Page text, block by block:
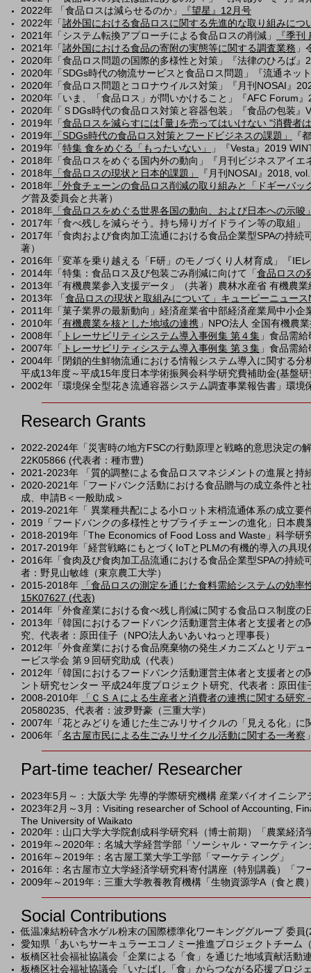
2022年 「食品ロスは減らせるのか」
『望星』12月号
2022年「 諸外国における⾷品ロスに関する先進的な取り組みにつ
2021年 「 システム転換アプローチによる食品ロスの削減」
『季
2021年「 諸外国における⾷品の寄附の実態等に関する調査業務 」
2020年 「食品ロス問題の国際的多様性と対策」
『法律のひろば
2020年 「SDGs時代の物流サービスと食品ロス問題」
『流通ネッ
2020年 「食品ロス問題とコロナウイルス対策」
『月刊NOSAI』
2020年「いま、「食品ロス」が問いかけること」『AFC Forum
2020年「ＳDGs時代の食品ロス対策と容器包装」『食品の包装』
2019年「 食品ロスを減らすには｢量｣を売ってはいけない "消費者
2019年 「SDGs時代の食品ロス対策とフードビジネスの課題」
『
2019年「 特集 食をめぐる「もったいない」
」『Vesta』2019
2018年「食品ロスをめぐる国内外の動向」
『月刊ビジネスアイ
2018年 「食品ロスの現状と日本的課題」
『月刊NOSAI』2018,
2018年 「 外食チェーンの食品ロス削減の取り組みと
「ドギーバ
グ普及委員会と共著）
2018年 「 食品ロスをめぐる世界各国の動向、および日本への示唆
2017年「食べ残しを減らそう。持ち帰りガイドライン等の取組
2017年「食肉および食肉加工流通における食品企業型SPAの持
著）
2016年「変革を乗り越える「F研」のモノづくり人材育成」『IE
2014年「特集：食品ロス及び包装ごみ削減に向けて「 食品ロスの
2013年「有機農業参入支援データ」（共著）農林水産省 有機農
2013年 「 食品ロスの現状と取組みについて 」キューピーニュー
2011年「菓子業界の最新動向」経済産業省中部経済産業局中小企
2010年「 有機農業を核とした地域の連携 」NPO法人 全国有機農
2008年「
トレーサビリティシステム導入事例集 第４集 」食品需
2007年「
トレーサビリティシステム導入事例集 第３集 」食品需
2004年「閉鎖的生鮮物流通における情報システム導入に関する
平成13年度～平成15年度日本学術振興会科学研究費補助金(基盤
2002年「環境保全型花き流通容器システム調査事業報告書」環
Research Grants
2022-2024年「災害時の地方FSCの行動原理と戦略的意思決定の
22K05866 (代表者：種市豊)
2021-2023年 「質的調整による食品ロスマネジメントの進展と
2020-2021年「フードバンク活動における食品贈与の成立条件と
成、申請B＜一般助成＞
2019-2021年「 異業種共配による小ロット末梢流通体系の成立
​2019「フードバンクの多様性とサプライチェーンの進化」日本農
2018-2019年「The Economics of Food Loss and Waste」科学
2017-2019年「経営戦略にもとづくIoTとPLMの有機的導入の具
2016年「食肉及び食肉加工品流通における食品企業型SPAの持
者：野見山敏雄（東京農工大学）
2015-2018年
「食品ロスの測定を通じた食料需給システムの効
15K07627 (代表)
2014年「外食産業における食べ残し削減に関する食品ロス制度
2013年「韓国におけるフードバンク活動運営主体者と支援者と
究、代表者：原田佳子（NPO法人あいあいねっと理事長）
2012年「外食産業における食品廃棄物の発生メカニズムとリデ
ービス学会 第９回研究助成（代表）
2012年「韓国におけるフードバンク活動運営主体者と支援者と
ント研究センター 平成24年度プロジェクト研究、代表者：原田
2008-2010年
「ＣＳＡによる生産者と消費者の連携に関する研
20580235、代表者：波夛野豪（三重大学）
2007年「花とみどりを通じた生ごみリサイクルの「見える化」
2006年「 名古屋市民による生ごみリサイクル活動に関する一考察
Part-time teacher/ Researcher
2023年5月～：大阪大学 先導的学際研究機構 産業バイオイニシ
2023年2 月～3月：Visiting researcher of School of Accounting,
The University of Waikato
2020年：山口大学大学院創成科学研究科（博士前期）「農業経済
2019年～2020年：名城大学経営学部「ソーシャル・マーケティン
2016年～2019年：名古屋工業大学工学部「マーケティング」
2016年：名古屋市立大学経済学研究科寄付講座（特別講義）「フ
2009年～2019年：三重大学教養教育機構「生物資源学A（食と農
Social Contributions
低温凍結粉砕含水ゲル粉末の国際標準化ワーキンググループ 委員(
愛知県「あいちサーキュラーエコノミー推進プロジェクトチー
板橋区社会福祉協議会「企業による「食」を通じた地域貢献活動
板橋区社会福祉協議会「いたばし「食」からつながる応援プロジ